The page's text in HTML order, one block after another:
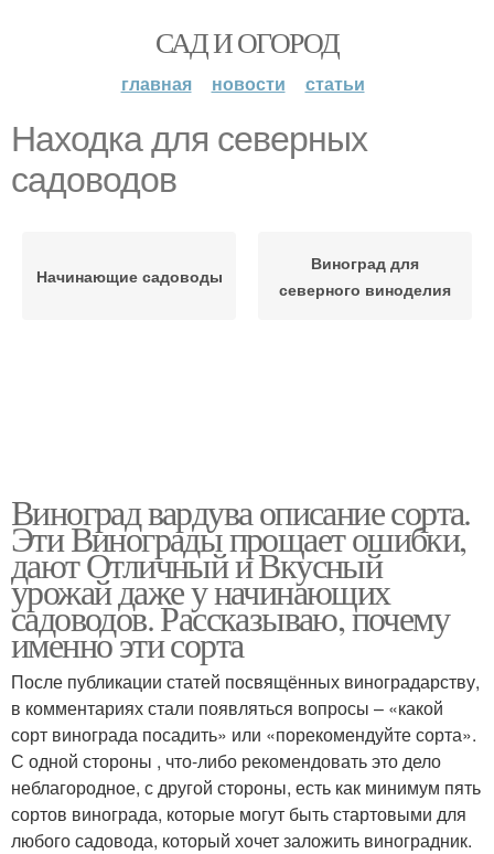
САД И ОГОРОД
главная новости статьи
Находка для северных
садоводов
Начинающие садоводы
Виноград для
северного виноделия
Виноград вардува описание сорта.
Эти Винограды прощает ошибки,
дают Отличный и Вкусный
урожай даже у начинающих
садоводов. Рассказываю, почему
именно эти сорта
После публикации статей посвящённых виноградарству,
в комментариях стали появляться вопросы – «какой
сорт винограда посадить» или «порекомендуйте сорта».
С одной стороны , что-либо рекомендовать это дело
неблагородное, с другой стороны, есть как минимум пять
сортов винограда, которые могут быть стартовыми для
любого садовода, который хочет заложить виноградник.